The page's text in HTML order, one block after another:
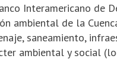
In­teramericano de
ambiental de la
saneamiento,
ambiental y social